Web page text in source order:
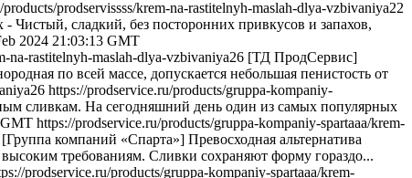
prodservissss/krem-na-rastitelnyh-maslah-dlya-vzbivaniya22
сладкий, без посторонних привкусов и запахов,
2024 21:03:13 GMT
na-rastitelnyh-maslah-dlya-vzbivaniya26 [ТД ПродСервис]
по всей массе, допускается небольшая пенистость от
https://prodservice.ru/products/gruppa-kompaniy-
сливкам. На сегодняшний день один из самых популярных
GMT https://prodservice.ru/products/gruppa-kompaniy-spartaaa/krem-
[Группа компаний «Спарта»] Превосходная альтернатива
требованиям. Сливки сохраняют форму гораздо...
prodservice.ru/products/gruppa-kompaniy-spartaaa/krem-